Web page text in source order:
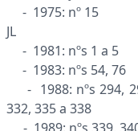
- 1975: nº 15
JL
- 1981: nºs 1 a 5
- 1983: nºs 54, 76
- 1988: nºs 294,
332, 335 a 338
- 1989: nºs 339,